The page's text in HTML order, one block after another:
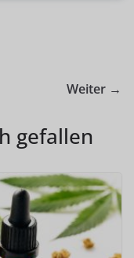
Weiter →
gefallen